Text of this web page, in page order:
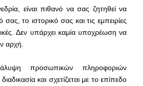
είναι πιθανό να σας ζητηθεί να
σας, το ιστορικό σας και τις εμπειρίες
Δεν υπάρχει καμία υποχρέωση να
αρχή.
προσωπικών πληροφοριών
και σχετίζεται με το επίπεδο